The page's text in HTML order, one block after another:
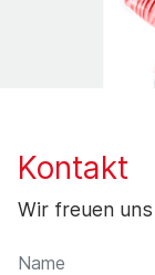
Kontakt
Wir freuen